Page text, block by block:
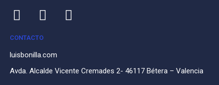
CONTACTO
luisbonilla.com
Avda. Alcalde Vicente Cremades 2- 46117 Bétera – Valencia